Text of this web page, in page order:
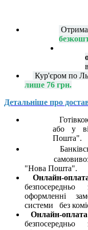
Кур'єром по
лише 76 грн.
Детальніше про
або у
Пошта".
"Нова Пошта".
Онлайн-
оформленні
системи
без
Онлайн-